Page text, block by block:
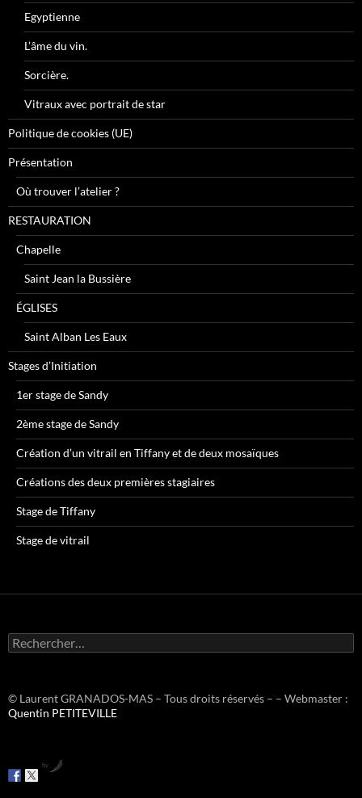
Egyptienne
L’âme du vin.
Sorcière.
Vitraux avec portrait de star
Politique de cookies (UE)
Présentation
Où trouver l’atelier ?
RESTAURATION
Chapelle
Saint Jean la Bussière
ÉGLISES
Saint Alban Les Eaux
Stages d’Initiation
1er stage de Sandy
2ème stage de Sandy
Création d’un vitrail en Tiffany et de deux mosaïques
Créations des deux premières stagiaires
Stage de Tiffany
Stage de vitrail
R
e
e
r
r
© Laurent GRANADOS-MAS – Tous droits réservés – – Webmaster :
Quentin PETITEVILLE
by